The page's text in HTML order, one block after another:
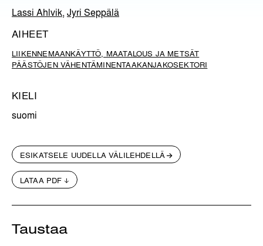
Lassi Ahlvik, Jyri Seppälä
AIHEET
LIIKENNEMAANKÄYTTÖ, MAATALOUS JA METSÄT
PÄÄSTÖJEN VÄHENTÄMINENTAAKANJAKOSEKTORI
KIELI
suomi
ESIKATSELE UUDELLA VÄLILEHDELLÄ
LATAA PDF
Taustaa